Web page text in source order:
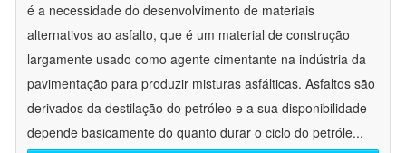
é a necessidade do desenvolvimento de materiais
alternativos ao asfalto, que é um material de construção
largamente usado como agente cimentante na indústria da
pavimentação para produzir misturas asfálticas. Asfaltos são
derivados da destilação do petróleo e a sua disponibilidade
depende basicamente do quanto durar o ciclo do petróle...